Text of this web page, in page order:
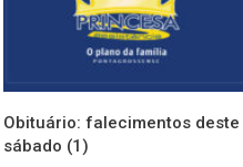
Obituário: falecimentos deste
sábado (1)